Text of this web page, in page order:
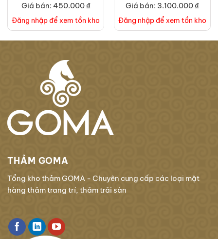
Giá bán: 450.000 ₫
Đăng nhập để xem tồn kho
Giá bán: 3.100.000 ₫
Đăng nhập để xem tồn kho
THẢM GOMA
Tổng kho thảm GOMA - Chuyên cung cấp các loại mặt
hàng thảm trang trí, thảm trải sàn